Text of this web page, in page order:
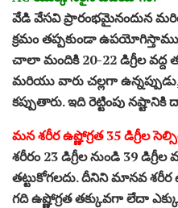
వేడి వేసవి ప్రారంభమైనందున
క్రమం తప్పకుండా
చాలా మందికి 20-22 డిగ్రీల
మరియు వారు చల్లగా
కప్పుతారు. ఇది రెట్టింపు నష్టానికి
మన శరీర ఉష్ణోగ్రత 35 డిగ్రీల
శరీరం 23 డిగ్రీల నుండి 39 డిగ్రీల
తట్టుకోగలదు. దీనిని మానవ శరీర
గది ఉష్ణోగ్రత తక్కువగా లేదా